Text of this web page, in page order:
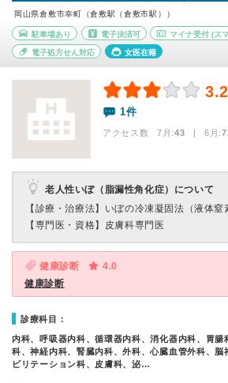
岡山県倉敷市幸町（倉敷駅（倉敷市駅））
駐車場あり 電子決済可 マイナ受付 (ス
電子処方せん対応 女医在籍
1件
アクセス数 7月:43 | 6月:
老人性いぼ（脂漏性角化症）について
【診療・治療法】 いぼの冷凍凝固法（液体窒
【専門医・資格】 皮膚科専門医
健康診断
4.0
健康診断
診療科目：
内科、呼吸器内科、循環器内科、消化器内科、胃
科、神経内科、腎臓内科、外科、心臓血管外科、脳
ビリテーション科、皮膚科、泌…